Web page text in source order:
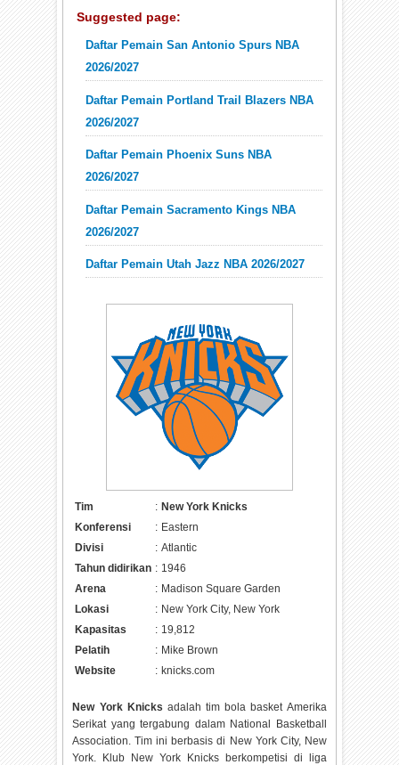
Suggested page:
Daftar Pemain San Antonio Spurs NBA
2026/2027
Daftar Pemain Portland Trail Blazers NBA
2026/2027
Daftar Pemain Phoenix Suns NBA
2026/2027
Daftar Pemain Sacramento Kings NBA
2026/2027
Daftar Pemain Utah Jazz NBA 2026/2027
Tim : New York Knicks
Konferensi
: Eastern
Divisi
: Atlantic
Tahun didirikan : 1946
Arena
: Madison Square Garden
Lokasi
: New York City, New York
Kapasitas
: 19,812
Pelatih
: Mike Brown
Website
: knicks.com
New York Knicks adalah tim bola basket Amerika
Serikat yang tergabung dalam National Basketball
Association. Tim ini berbasis di New York City, New
York. Klub New York Knicks berkompetisi di liga